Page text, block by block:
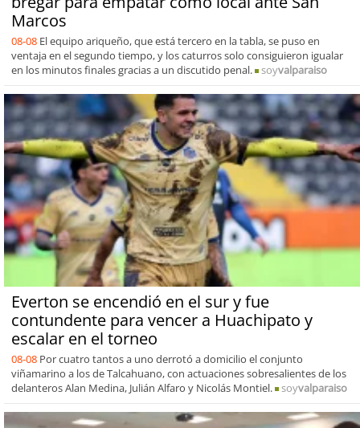
Marcos
08-08 El equipo ariqueño, que está tercero en la tabla, se puso en
ventaja en el segundo tiempo, y los caturros solo consiguieron igualar
en los minutos finales gracias a un discutido penal.
soyvalparaiso
Everton se encendió en el sur y fue
contundente para vencer a Huachipato y
escalar en el torneo
08-08 Por cuatro tantos a uno derrotó a domicilio el conjunto
viñamarino a los de Talcahuano, con actuaciones sobresalientes de los
delanteros Alan Medina, Julián Alfaro y Nicolás Montiel.
soyvalparaiso